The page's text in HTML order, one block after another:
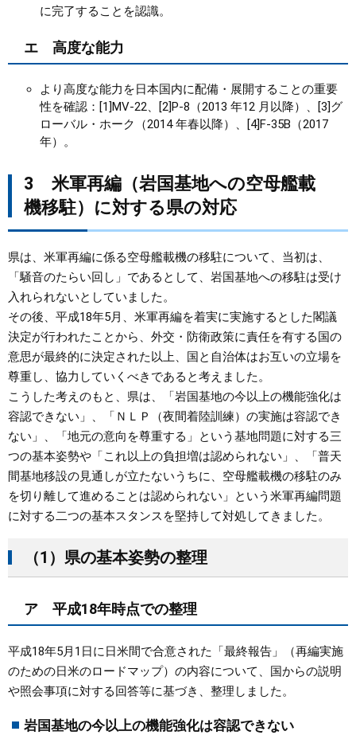
に完了することを認識。
エ 高度な能力
より高度な能力を日本国内に配備・展開することの重要
性を確認：[1]MV-22、[2]P-8（2013 年12 月以降）、[3]グ
ローバル・ホーク（2014 年春以降）、[4]F-35B（2017
年）。
3 米軍再編（岩国基地への空母艦載
機移駐）に対する県の対応
県は、米軍再編に係る空母艦載機の移駐について、当初は、
「騒音のたらい回し」であるとして、岩国基地への移駐は受け
入れられないとしていました。
その後、平成18年5月、米軍再編を着実に実施するとした閣議
決定が行われたことから、外交・防衛政策に責任を有する国の
意思が最終的に決定された以上、国と自治体はお互いの立場を
尊重し、協力していくべきであると考えました。
こうした考えのもと、県は、「岩国基地の今以上の機能強化は
容認できない」、「ＮＬＰ（夜間着陸訓練）の実施は容認でき
ない」、「地元の意向を尊重する」という基地問題に対する三
つの基本姿勢や「これ以上の負担増は認められない」、「普天
間基地移設の見通しが立たないうちに、空母艦載機の移駐のみ
を切り離して進めることは認められない」という米軍再編問題
に対する二つの基本スタンスを堅持して対処してきました。
（1）県の基本姿勢の整理
ア 平成18年時点での整理
平成18年5月1日に日米間で合意された「最終報告」（再編実施
のための日米のロードマップ）の内容について、国からの説明
や照会事項に対する回答等に基づき、整理しました。
岩国基地の今以上の機能強化は容認できない